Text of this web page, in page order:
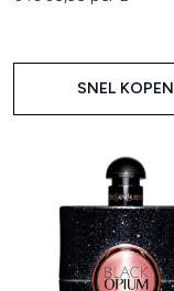
SNEL KOPEN